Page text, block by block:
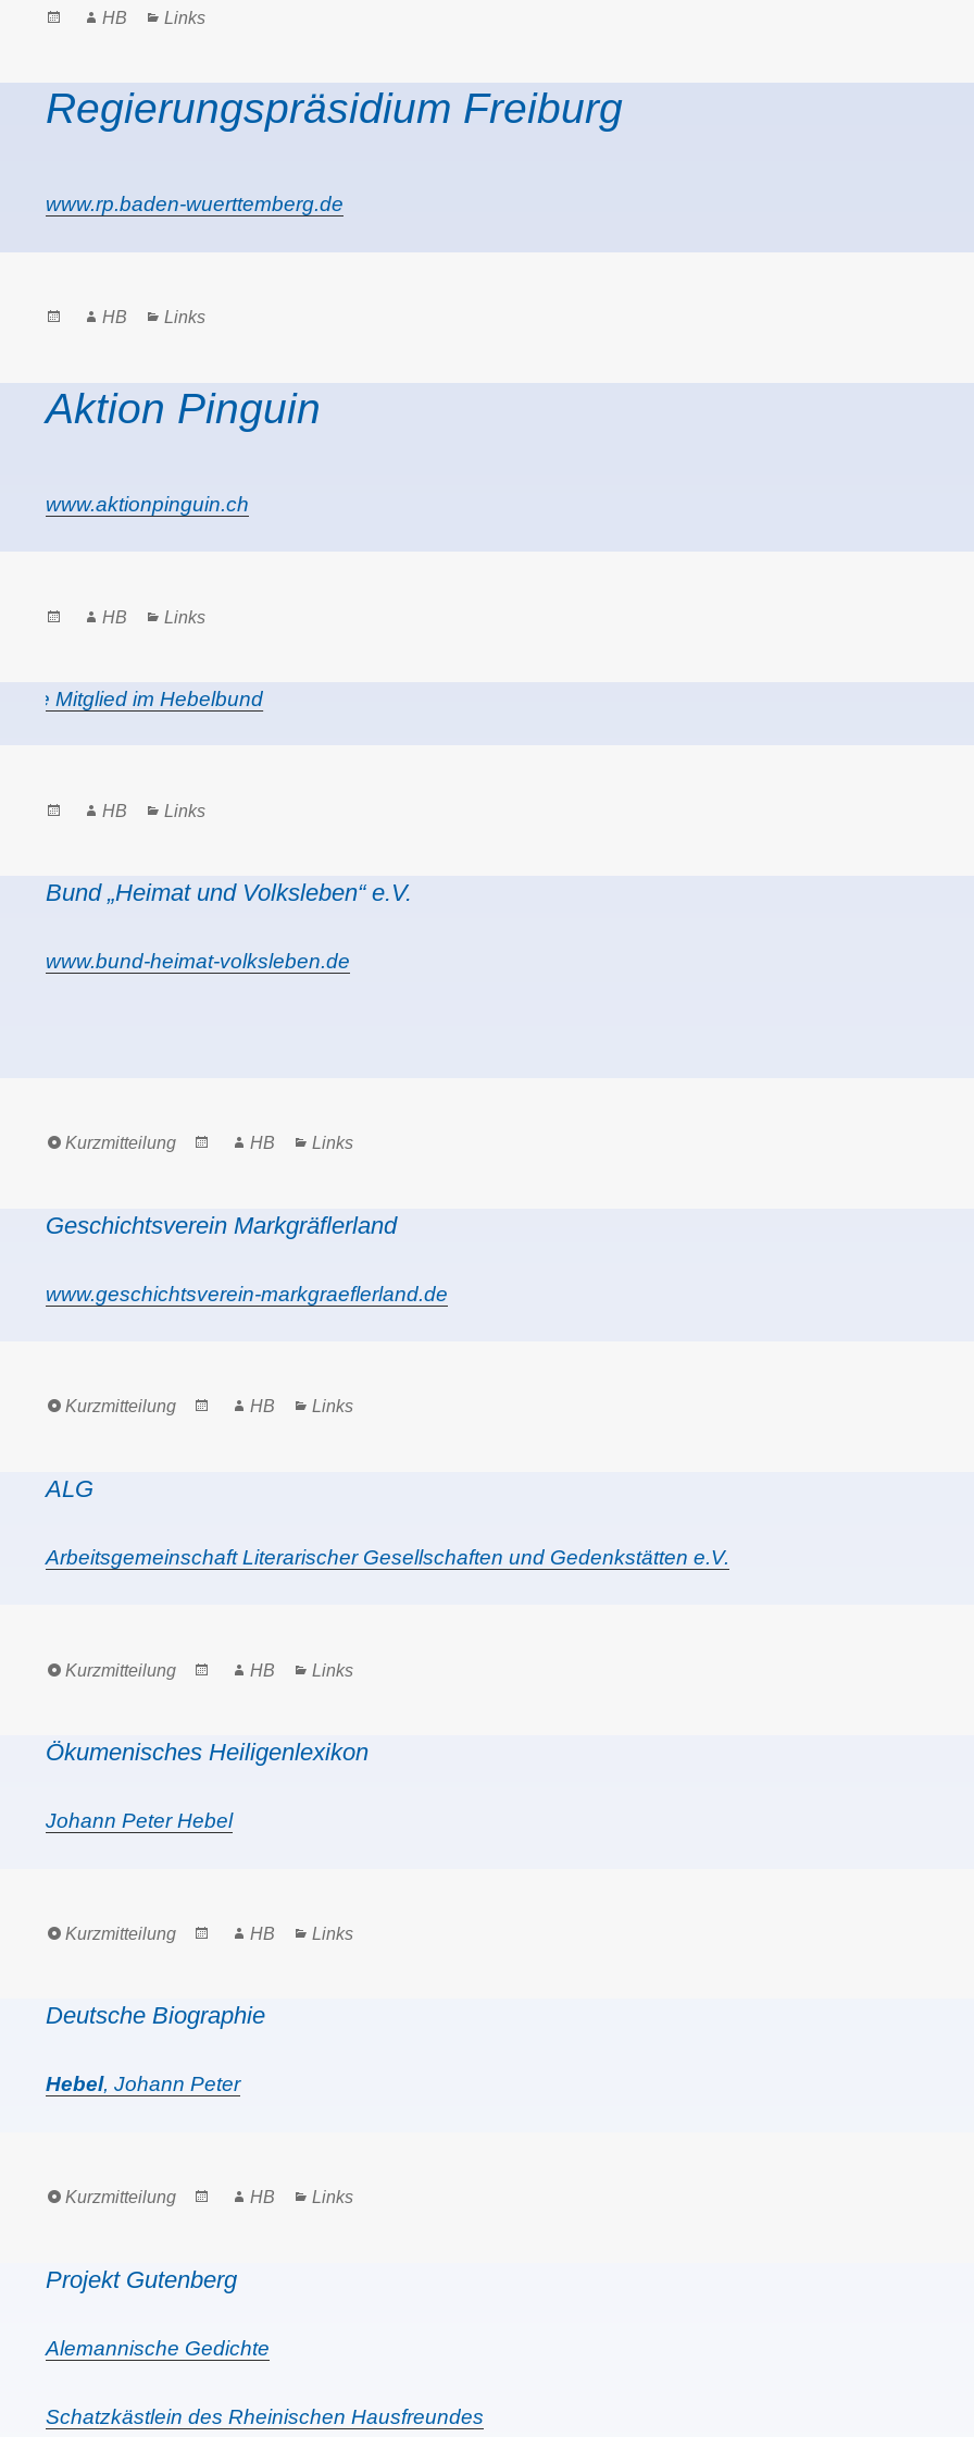
PostedAuthor
HB Categories
Links
Regierungspräsidium Freiburg
www.rp.baden-wuerttemberg.de
PostedAuthor
HB Categories
Links
Aktion Pinguin
www.aktionpinguin.ch
PostedAuthor
HB Categories
Links
Sie Mitglied im Hebelbund
PostedAuthor
HB Categories
Links
Bund „Heimat und Volksleben“ e.V.
www.bund-heimat-volksleben.de
Format
Kurzmitteilung
PostedAuthor
HB Categories
Links
Geschichtsverein Markgräflerland
www.geschichtsverein-markgraeflerland.de
Format
Kurzmitteilung
PostedAuthor
HB Categories
Links
ALG
Arbeitsgemeinschaft Literarischer Gesellschaften und Gedenkstätten e.V.
Format
Kurzmitteilung
PostedAuthor
HB Categories
Links
Ökumenisches Heiligenlexikon
Johann Peter Hebel
Format
Kurzmitteilung
PostedAuthor
HB Categories
Links
Deutsche Biographie
Hebel, Johann Peter
Format
Kurzmitteilung
PostedAuthor
HB Categories
Links
Projekt Gutenberg
Alemannische Gedichte
Schatzkästlein des Rheinischen Hausfreundes